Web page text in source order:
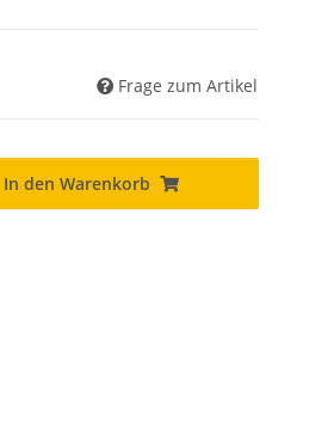
Frage zum Artikel
In den Warenkorb